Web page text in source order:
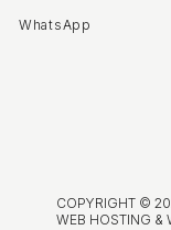
WhatsApp
COPYRIGHT ©
WEB HOSTING &